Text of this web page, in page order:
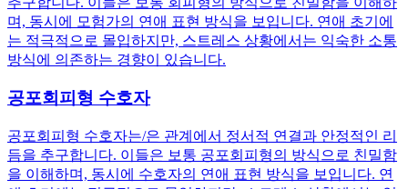
며, 동시에 모험가의 연애 표현 방식을 보입니다. 연애 초기에
는 적극적으로 몰입하지만, 스트레스 상황에서는 익숙한 소통
방식에 의존하는 경향이 있습니다.
공포회피형 수호자
공포회피형 수호자는/은 관계에서 정서적 연결과 안정적인 리
듬을 추구합니다. 이들은 보통 공포회피형의 방식으로 친밀함
을 이해하며, 동시에 수호자의 연애 표현 방식을 보입니다. 연